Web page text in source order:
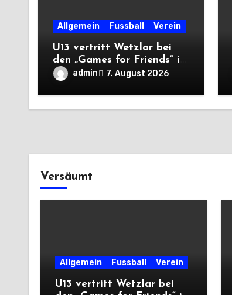
Allgemein Fussball Verein
U13 vertritt Wetzlar bei
den „Games for Friends“ in
Tschechien
admin 7. August 2026
Versäumt
Allgemein Fussball Verein
U13 vertritt Wetzlar bei